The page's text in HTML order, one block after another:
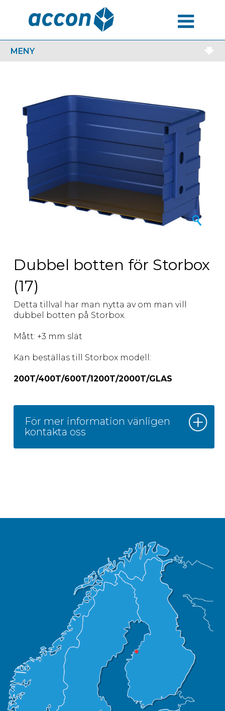
MENU
Dubbel botten för Storbox
(17)
Detta tillval har man nytta av om man vill
dubbel botten på Storbox.
Mått: +3 mm slät
Kan beställas till Storbox modell:
200T/400T/600T/1200T/2000T/GLAS
För mer information vänligen
kontakta oss
MENY